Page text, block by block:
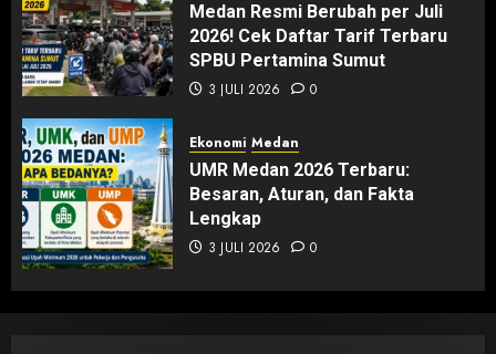
Medan Resmi Berubah per Juli
2026! Cek Daftar Tarif Terbaru
SPBU Pertamina Sumut
3 JULI 2026 0
Ekonomi Medan
UMR Medan 2026 Terbaru:
Besaran, Aturan, dan Fakta
Lengkap
3 JULI 2026 0